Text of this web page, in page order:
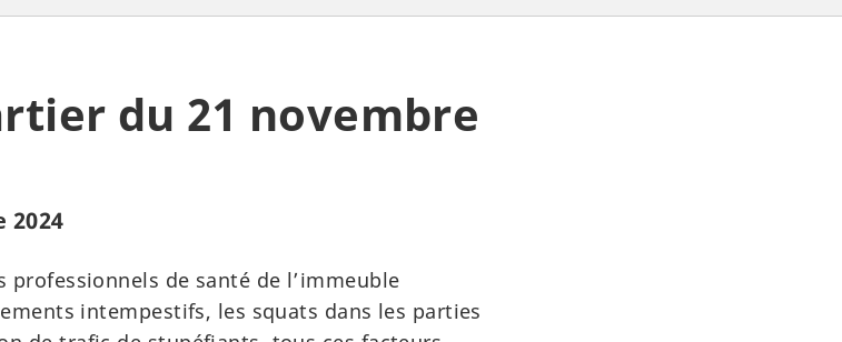
du 21 novembre
2024
professionnels de santé de l’immeuble
intempestifs, les squats dans les parties